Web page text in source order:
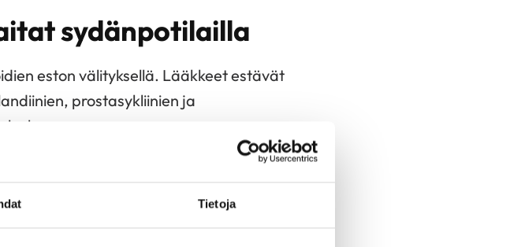
Tietoja
sydänpotilailla
eston välityksellä. Lääkkeet estävät
prostasykliinien ja
hyödyllisiä. Niinpä lääkkeen käyttö ja
voi lääkkeiden säännöllisessä käytössä